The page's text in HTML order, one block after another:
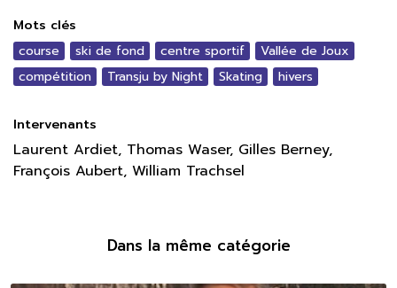
Mots clés
course ski de fond centre sportif
Vallée de Joux
compétition
Transju by Night Skating hivers
Intervenants
Laurent Ardiet, Thomas Waser, Gilles Berney,
François Aubert, William Trachsel
Dans la même catégorie